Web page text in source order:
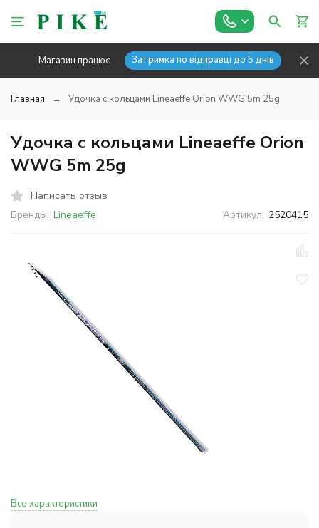
Магазин працює Затримка по відправці до 5 днів
Главная Удочка с кольцами Lineaeffe Orion WWG 5m 25g
Удочка с кольцами Lineaeffe Orion
WWG 5m 25g
Написать отзыв
Бренды: Lineaeffe Артикул: 2520415
Все характеристики